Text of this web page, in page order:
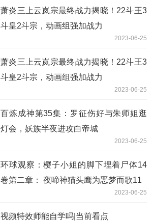
萧炎三上云岚宗最终战力揭晓！22斗王3
斗皇2斗宗，动画组强加战力
2023-06-25
萧炎三上云岚宗最终战力揭晓！22斗王3
斗皇2斗宗，动画组强加战力
2023-06-25
百炼成神第35集：罗征伤好与朱师姐逛
灯会，妖族半夜进攻白帝城
2023-06-25
环球观察：樱子小姐的脚下埋着尸体14
卷第二章： 夜啼神猫头鹰为恶梦而歌11
2023-06-25
视频特效师能自学吗|当前看点